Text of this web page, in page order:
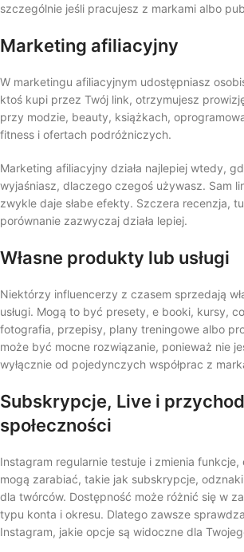
szczególnie jeśli pracujesz z markami albo
Marketing afiliacyjny
W marketingu afiliacyjnym udostępniasz
ktoś kupi przez Twój link, otrzymujesz
przy modzie, beauty, książkach,
fitness i ofertach podróżniczych.
Marketing afiliacyjny działa najlepiej wtedy,
wyjaśniasz, dlaczego czegoś używasz. Sam
zwykle daje słabe efekty. Szczera recenzja,
porównanie zazwyczaj działa lepiej.
Własne produkty lub usługi
Niektórzy influencerzy z czasem sprzedają
usługi. Mogą to być presety, e booki, kursy,
fotografia, przepisy, plany treningowe albo
może być mocne rozwiązanie, ponieważ nie
wyłącznie od pojedynczych współprac z
Subskrypcje, Live i
społeczności
Instagram regularnie testuje i zmienia
mogą zarabiać, takie jak subskrypcje,
dla twórców. Dostępność może różnić się w
typu konta i okresu. Dlatego zawsze
Instagram, jakie opcje są widoczne dla